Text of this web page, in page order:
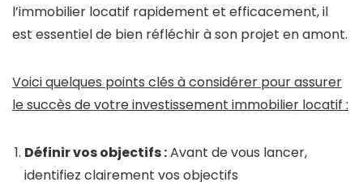
l’immobilier locatif rapidement et efficacement, il
est essentiel de bien réfléchir à son projet en amont.
Voici quelques points clés à considérer pour assurer
le succès de votre investissement immobilier locatif :
Définir vos objectifs :Avant de vous lancer,
identifiez clairement vos objectifs